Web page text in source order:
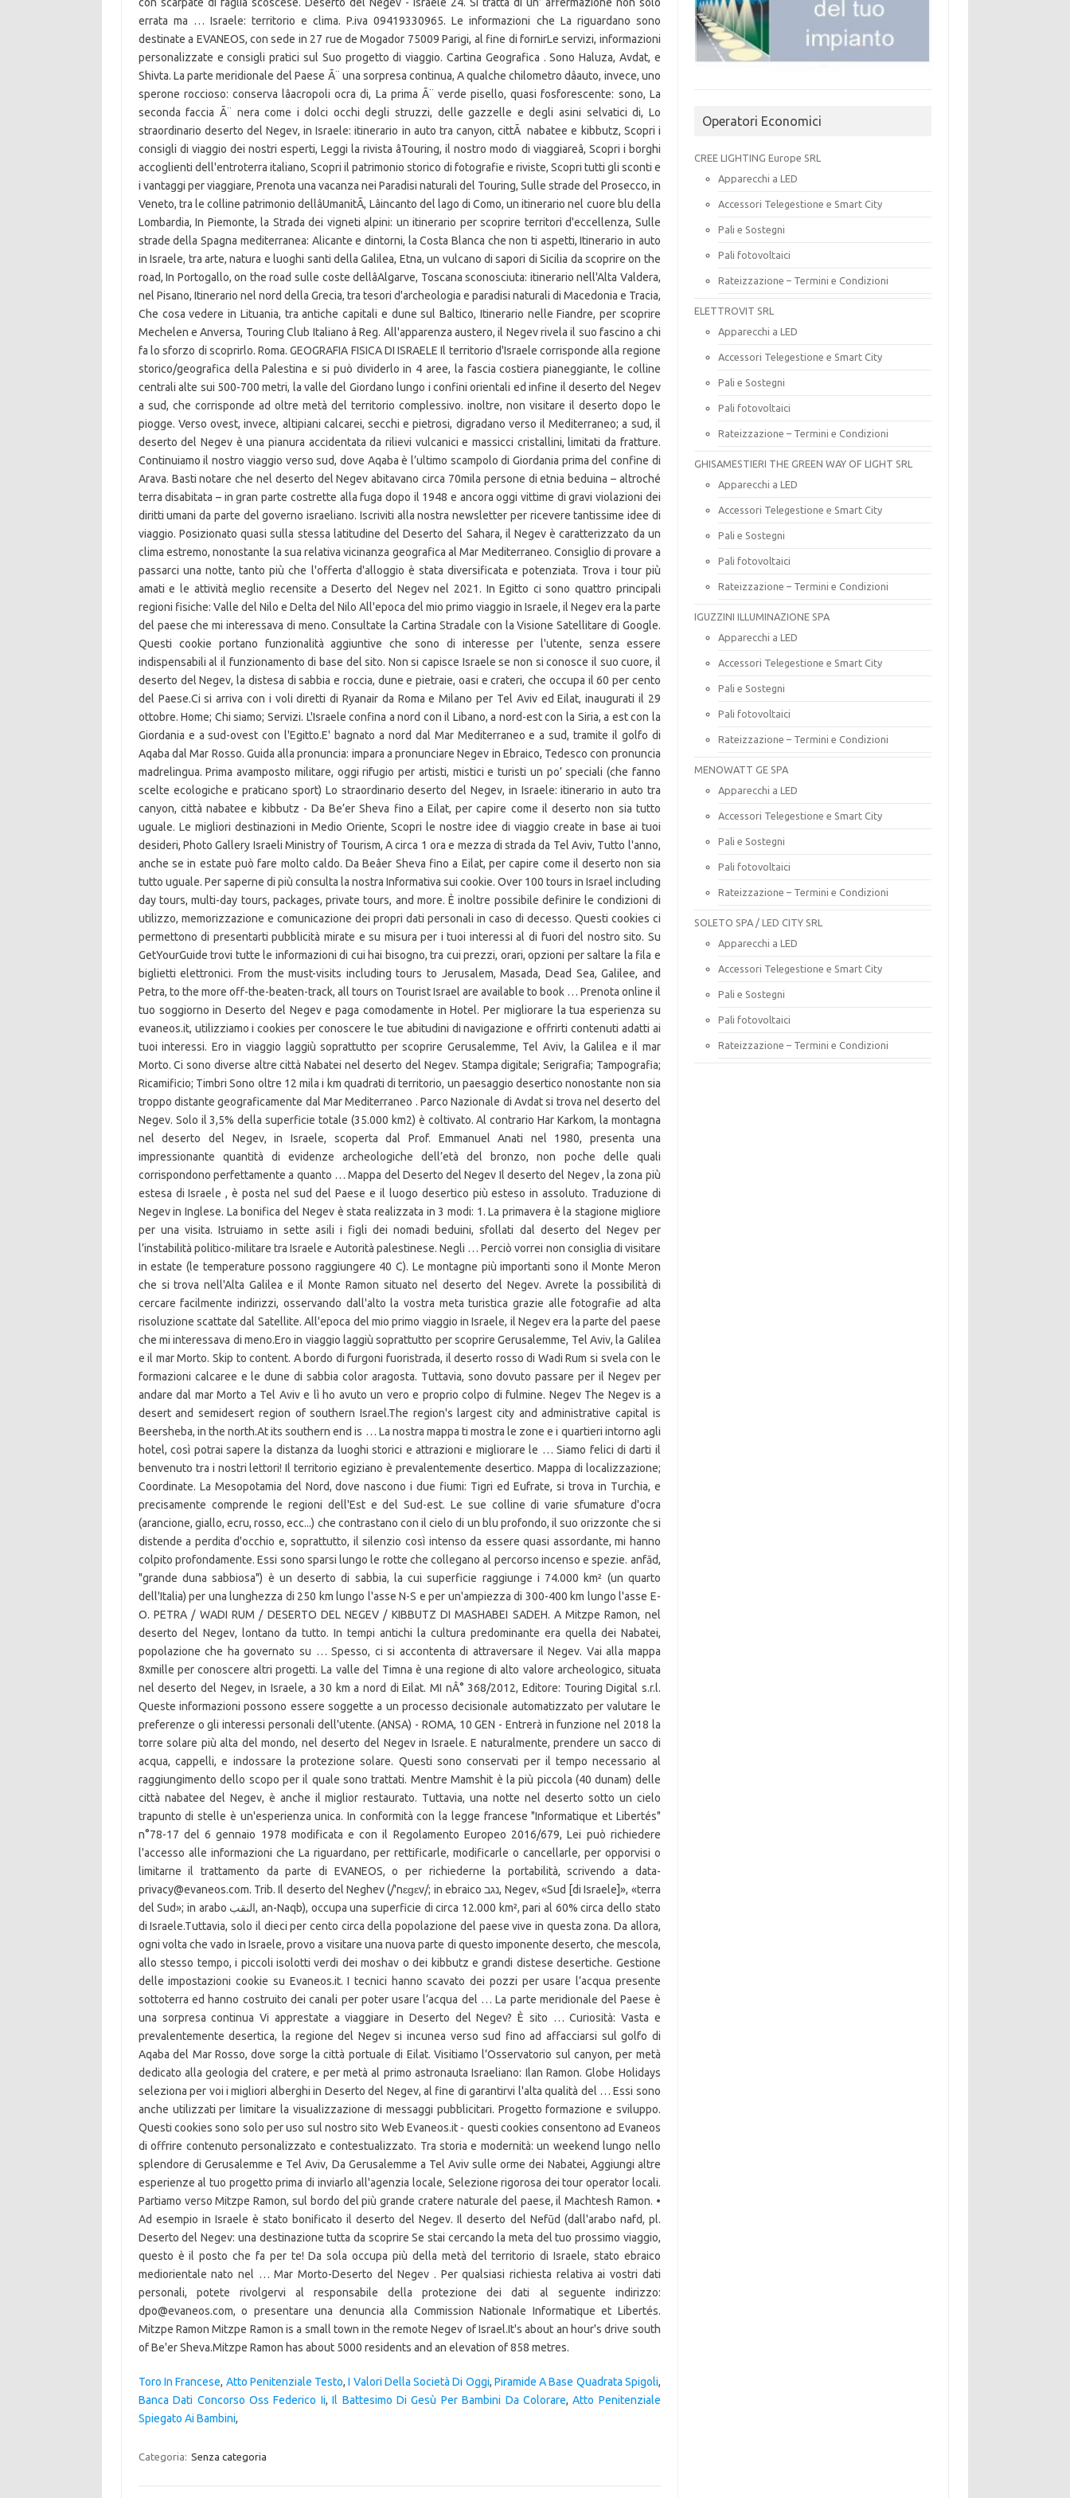
Toro In Francese, Atto Penitenziale Testo,I Valori Della Società Di Oggi, Piramide A Base Quadrata Spigoli,
Banca Dati Concorso Oss Federico Ii,Il Battesimo Di Gesù Per Bambini Da Colorare,Atto Penitenziale
Spiegato Ai Bambini,
Categoria: Senza categoria
Operatori Economici
CREE LIGHTING Europe SRL
Apparecchi a LED
Accessori Telegestione e Smart City
Pali e Sostegni
Pali fotovoltaici
Rateizzazione – Termini e Condizioni
ELETTROVIT SRL
Apparecchi a LED
Accessori Telegestione e Smart City
Pali e Sostegni
Pali fotovoltaici
Rateizzazione – Termini e Condizioni
GHISAMESTIERI THE GREEN WAY OF LIGHT SRL
Apparecchi a LED
Accessori Telegestione e Smart City
Pali e Sostegni
Pali fotovoltaici
Rateizzazione – Termini e Condizioni
IGUZZINI ILLUMINAZIONE SPA
Apparecchi a LED
Accessori Telegestione e Smart City
Pali e Sostegni
Pali fotovoltaici
Rateizzazione – Termini e Condizioni
MENOWATT GE SPA
Apparecchi a LED
Accessori Telegestione e Smart City
Pali e Sostegni
Pali fotovoltaici
Rateizzazione – Termini e Condizioni
SOLETO SPA / LED CITY SRL
Apparecchi a LED
Accessori Telegestione e Smart City
Pali e Sostegni
Pali fotovoltaici
Rateizzazione – Termini e Condizioni